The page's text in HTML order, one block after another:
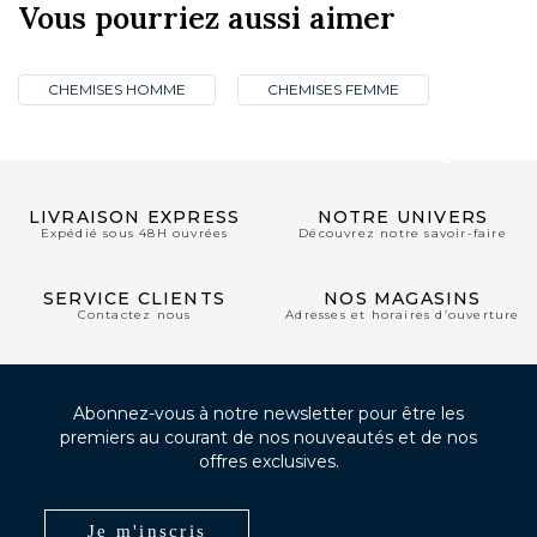
Vous pourriez aussi aimer
CHEMISES HOMME CHEMISES FEMME
LIVRAISON EXPRESS
Expédié sous 48H ouvrées
NOTRE UNIVERS
Découvrez notre savoir-faire
SERVICE CLIENTS
Contactez nous
NOS MAGASINS
Adresses et horaires d’ouverture
Abonnez-vous à notre newsletter pour être les
premiers au courant de nos nouveautés et de nos
offres exclusives.
Je m'inscris